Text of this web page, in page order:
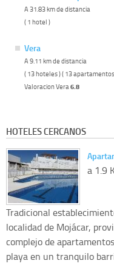
A 31.83 km de distancia
( 1 hotel )
Vera
A 9.11 km de distancia
( 13 hoteles ) ( 13
Valoracion Vera 6.8
HOTELES CERCANOS
a 1.9
Tradicional
localidad de Mojácar,
complejo de
playa en un tranquilo